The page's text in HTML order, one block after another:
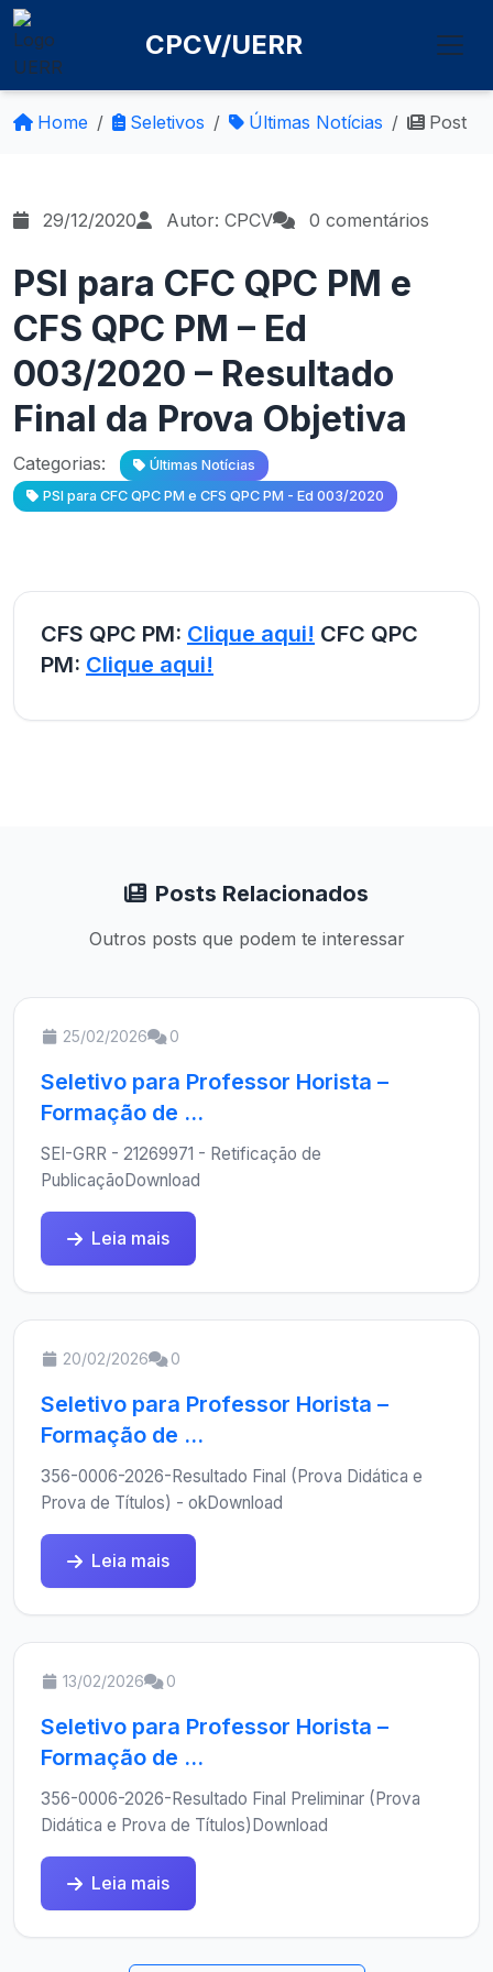
CPCV/UERR
Home Seletivos Últimas Notícias Post
29/12/2020 Autor: CPCV 0 comentários
PSI para CFC QPC PM e
CFS QPC PM – Ed
003/2020 – Resultado
Final da Prova Objetiva
Categorias:
Últimas Notícias
PSI para CFC QPC PM e CFS QPC PM - Ed 003/2020
CFS QPC PM: Clique aqui! CFC QPC
PM: Clique aqui!
Posts Relacionados
Outros posts que podem te interessar
25/02/2026 0
Seletivo para Professor Horista –
Formação de ...
SEI-GRR - 21269971 - Retificação de
PublicaçãoDownload
Leia mais
20/02/2026 0
Seletivo para Professor Horista –
Formação de ...
356-0006-2026-Resultado Final (Prova Didática e
Prova de Títulos) - okDownload
Leia mais
13/02/2026 0
Seletivo para Professor Horista –
Formação de ...
356-0006-2026-Resultado Final Preliminar (Prova
Didática e Prova de Títulos)Download
Leia mais